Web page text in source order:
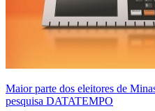
Maior parte dos eleitores de
pesquisa DATATEMPO